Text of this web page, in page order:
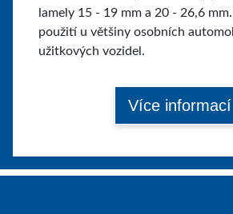
lamely 15 - 19 mm a 20 - 26,6
použití u většiny osobních
užitkových vozidel.
Více informací